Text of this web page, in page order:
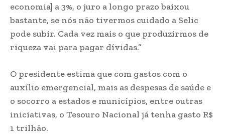
economia] a 3%, o juro a longo prazo baixou
bastante, se nós não tivermos cuidado a Selic
pode subir. Cada vez mais o que produzirmos de
riqueza vai para pagar dívidas.”
O presidente estima que com gastos com o
auxílio emergencial, mais as despesas de saúde e
o socorro a estados e municípios, entre outras
iniciativas, o Tesouro Nacional já tenha gasto R$
1 trilhão.